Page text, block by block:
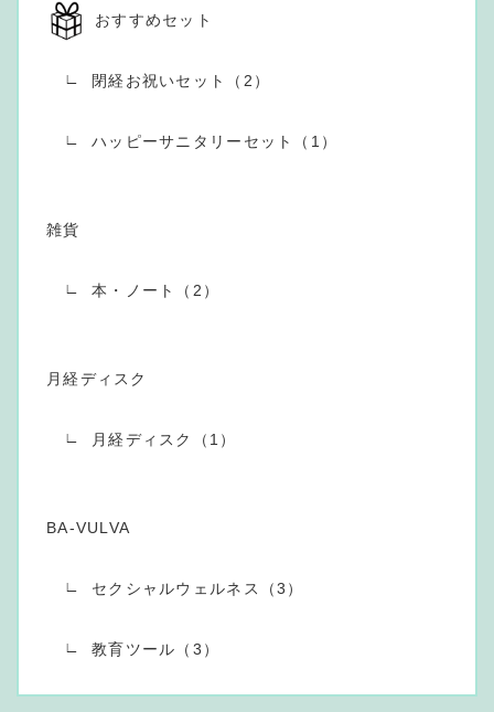
おすすめセット
閉経お祝いセット（2）
ハッピーサニタリーセット（1）
雑貨
本・ノート（2）
月経ディスク
月経ディスク（1）
BA-VULVA
セクシャルウェルネス（3）
教育ツール（3）